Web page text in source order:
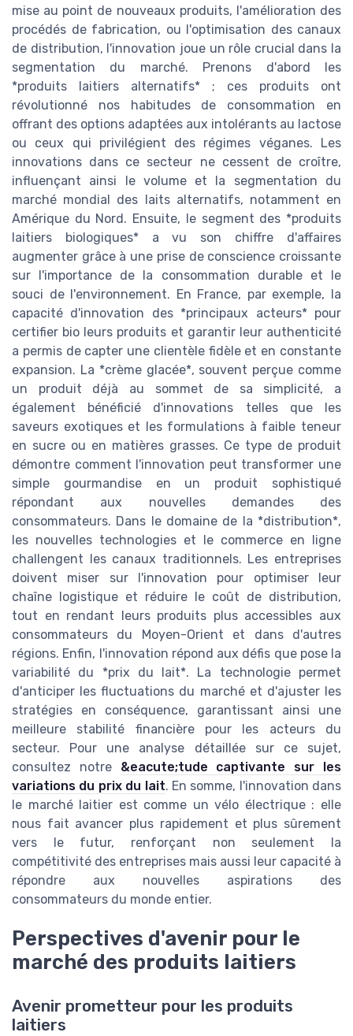
mise au point de nouveaux produits, l'amélioration des
procédés de fabrication, ou l'optimisation des canaux
de distribution, l'innovation joue un rôle crucial dans la
segmentation du marché. Prenons d'abord les
*produits laitiers alternatifs* ; ces produits ont
révolutionné nos habitudes de consommation en
offrant des options adaptées aux intolérants au lactose
ou ceux qui privilégient des régimes véganes. Les
innovations dans ce secteur ne cessent de croître,
influençant ainsi le volume et la segmentation du
marché mondial des laits alternatifs, notamment en
Amérique du Nord. Ensuite, le segment des *produits
laitiers biologiques* a vu son chiffre d'affaires
augmenter grâce à une prise de conscience croissante
sur l'importance de la consommation durable et le
souci de l'environnement. En France, par exemple, la
capacité d'innovation des *principaux acteurs* pour
certifier bio leurs produits et garantir leur authenticité
a permis de capter une clientèle fidèle et en constante
expansion. La *crème glacée*, souvent perçue comme
un produit déjà au sommet de sa simplicité, a
également bénéficié d'innovations telles que les
saveurs exotiques et les formulations à faible teneur
en sucre ou en matières grasses. Ce type de produit
démontre comment l'innovation peut transformer une
simple gourmandise en un produit sophistiqué
répondant aux nouvelles demandes des
consommateurs. Dans le domaine de la *distribution*,
les nouvelles technologies et le commerce en ligne
challengent les canaux traditionnels. Les entreprises
doivent miser sur l'innovation pour optimiser leur
chaîne logistique et réduire le coût de distribution,
tout en rendant leurs produits plus accessibles aux
consommateurs du Moyen-Orient et dans d'autres
régions. Enfin, l'innovation répond aux défis que pose la
variabilité du *prix du lait*. La technologie permet
d'anticiper les fluctuations du marché et d'ajuster les
stratégies en conséquence, garantissant ainsi une
meilleure stabilité financière pour les acteurs du
secteur. Pour une analyse détaillée sur ce sujet,
consultez notre &eacute;tude captivante sur les
variations du prix du lait. En somme, l'innovation dans
le marché laitier est comme un vélo électrique : elle
nous fait avancer plus rapidement et plus sûrement
vers le futur, renforçant non seulement la
compétitivité des entreprises mais aussi leur capacité à
répondre aux nouvelles aspirations des
consommateurs du monde entier.
Perspectives d'avenir pour le
marché des produits laitiers
Avenir prometteur pour les produits
laitiers